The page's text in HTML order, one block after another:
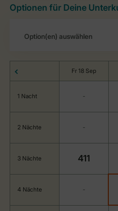
Optionen für Deine
Fr 18 Sep
1 Nacht -
2 Nächte -
3 Nächte 411
4 Nächte -